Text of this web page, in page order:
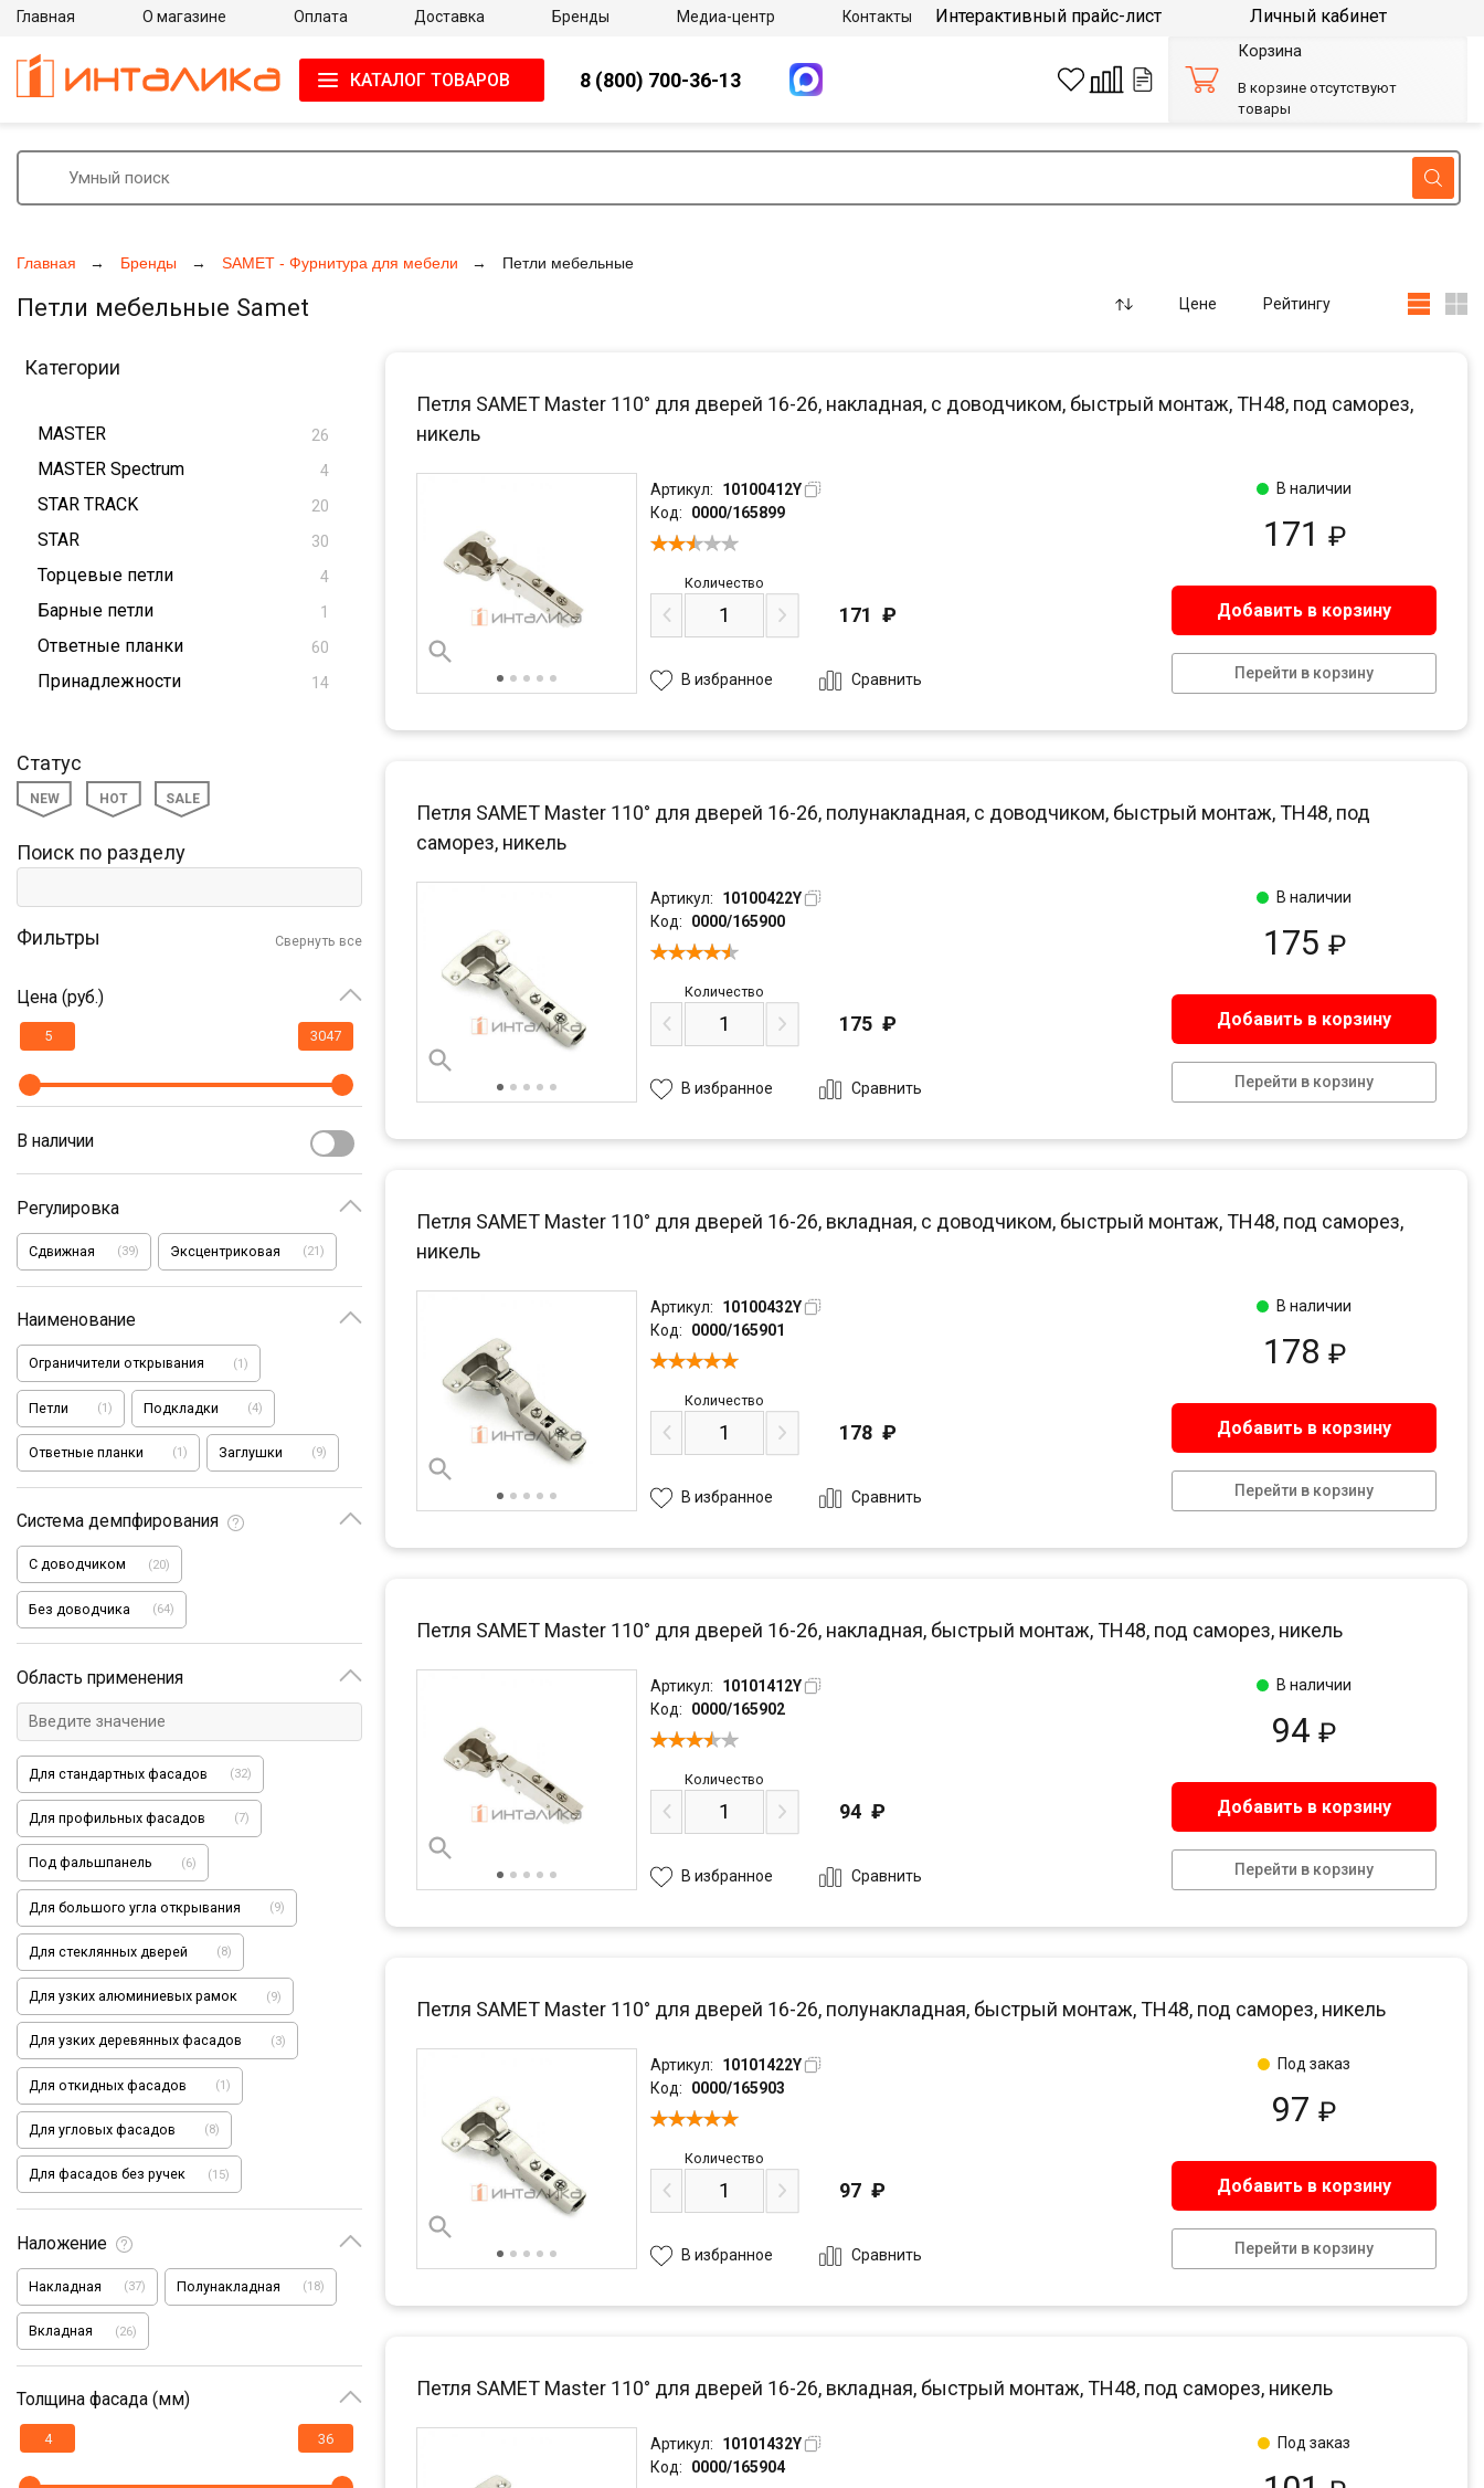
Главная Бренды SAMET - Фурнитура для мебели Петли мебельные
Петли мебельные Samet Цене Рейтингу
Категории
MASTER 26
MASTER Spectrum 4
STAR TRACK 20
STAR 30
Торцевые петли 4
Барные петли 1
Ответные планки 60
Принадлежности 14
Статус
NEW HOT SALE
Поиск по разделу
Фильтры Свернуть все
Цена (руб.)
В наличии
Регулировка
Сдвижная (39) Эксцентриковая (21)
Наименование
Ограничители открывания (1)
Петли (1) Подкладки (4)
Ответные планки (1) Заглушки (9)
Система демпфирования
С доводчиком (20)
Без доводчика (64)
Область применения
Для стандартных фасадов (32)
Для профильных фасадов (7)
Под фальшпанель (6)
Для большого угла открывания (9)
Для стеклянных дверей (8)
Для узких алюминиевых рамок (9)
Для узких деревянных фасадов (3)
Для откидных фасадов (1)
Для угловых фасадов (8)
Для фасадов без ручек (15)
Наложение
Накладная (37) Полунакладная (18)
Вкладная (26)
Толщина фасада (мм)
Петля SAMET Master 110° для дверей 16-26, накладная, с доводчиком, быстрый монтаж, ТН48, под саморез,
никель
Артикул:
10100412Y
Код:
0000/165899
171 ₽
Количество
171 ₽ Добавить в корзину
Перейти в корзину
В избранное Сравнить
В наличии
Петля SAMET Master 110° для дверей 16-26, полунакладная, с доводчиком, быстрый монтаж, ТН48, под
саморез, никель
Артикул:
10100422Y
Код:
0000/165900
175 ₽
Количество
175 ₽ Добавить в корзину
Перейти в корзину
В избранное Сравнить
В наличии
Петля SAMET Master 110° для дверей 16-26, вкладная, с доводчиком, быстрый монтаж, ТН48, под саморез,
никель
Артикул:
10100432Y
Код:
0000/165901
178 ₽
Количество
178 ₽ Добавить в корзину
Перейти в корзину
В избранное Сравнить
В наличии
Петля SAMET Master 110° для дверей 16-26, накладная, быстрый монтаж, ТН48, под саморез, никель
Артикул:
10101412Y
Код:
0000/165902
94 ₽
Количество
94 ₽ Добавить в корзину
Перейти в корзину
В избранное Сравнить
В наличии
Петля SAMET Master 110° для дверей 16-26, полунакладная, быстрый монтаж, ТН48, под саморез, никель
Артикул:
10101422Y
Код:
0000/165903
97 ₽
Количество
97 ₽ Добавить в корзину
Перейти в корзину
В избранное Сравнить
Под заказ
Петля SAMET Master 110° для дверей 16-26, вкладная, быстрый монтаж, ТН48, под саморез, никель
Артикул:
10101432Y
Код:
0000/165904
Под заказ
Главная О магазине Оплата Доставка Бренды Медиа-центр Контакты Интерактивный прайс-лист Личный кабинет
КАТАЛОГ ТОВАРОВ 8 (800) 700-36-13
Корзина
В корзине отсутствуют
товары